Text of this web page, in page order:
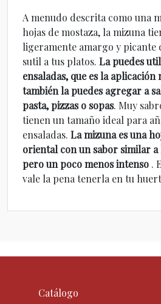
A menudo descrita como una
hojas de mostaza, la mizuna
ligeramente amargo y picante
sutil a tus platos. La puedes
ensaladas, que es la aplicación
también la puedes agregar a
pasta, pizzas o sopas. Muy
tienen un tamaño ideal para
ensaladas. La mizuna es una
oriental con un sabor similar
pero un poco menos intenso .
vale la pena tenerla en tu
Catálogo